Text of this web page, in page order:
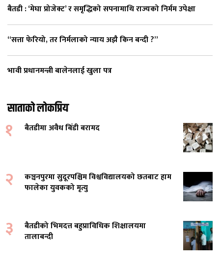
बैतडी : ‘मेघा प्रोजेक्ट’ र समृद्धिको सपनामाथि राज्यको निर्मम उपेक्षा
“सत्ता फेरियो, तर निर्मलाको न्याय अझै किन बन्दी ?”
भावी प्रधानमन्त्री बालेनलाई खुला पत्र
साताको लोकप्रिय
१ बैतडीमा अवैध बिँडी बरामद
२
कञ्चनपुरमा सुदूरपश्चिम विश्वविद्यालयको छतबाट हाम
फालेका युवकको मृत्यु
३
बैतडीको भिमदत्त बहुप्राविधिक शिक्षालयमा
तालाबन्दी